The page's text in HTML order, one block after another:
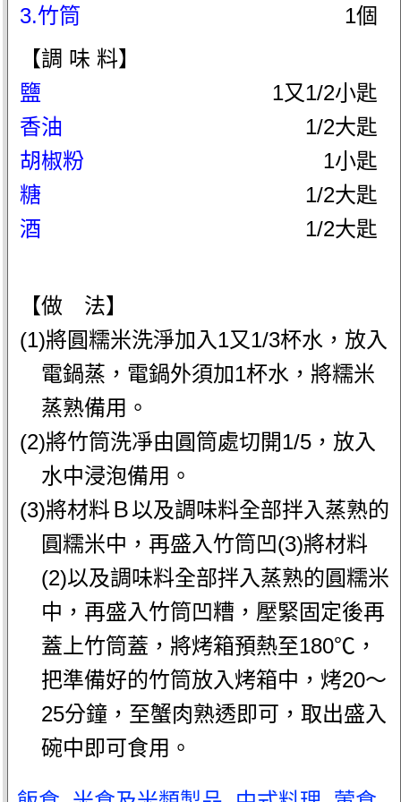
3.竹筒
1個
【調 味 料】
鹽
1又1/2小匙
香油
1/2大匙
胡椒粉
1小匙
糖
1/2大匙
酒
1/2大匙
【做 法】
(1)將圓糯米洗淨加入1又1/3杯水，放入
電鍋蒸，電鍋外須加1杯水，將糯米
蒸熟備用。
(2)將竹筒洗凈由圓筒處切開1/5，放入
水中浸泡備用。
(3)將材料Ｂ以及調味料全部拌入蒸熟的
圓糯米中，再盛入竹筒凹(3)將材料
(2)以及調味料全部拌入蒸熟的圓糯米
中，再盛入竹筒凹糟，壓緊固定後再
蓋上竹筒蓋，將烤箱預熱至180℃，
把準備好的竹筒放入烤箱中，烤20～
25分鐘，至蟹肉熟透即可，取出盛入
碗中即可食用。